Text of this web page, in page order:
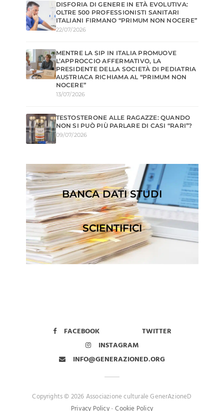
DISFORIA DI GENERE IN ETÀ EVOLUTIVA:
OLTRE 500 PROFESSIONISTI SANITARI
ITALIANI FIRMANO “PRIMUM NON NOCERE”
22/07/2026
MENTRE LA SIP IN ITALIA PROMUOVE
L’APPROCCIO AFFERMATIVO, LA
PRESIDENTE DELLA SOCIETÀ DI PEDIATRIA
AUSTRIACA RICHIAMA AL “PRIMUM NON
NOCERE”
13/07/2026
TESTOSTERONE ALLE RAGAZZE: QUANDO
NON SI PUÒ PIÙ PARLARE DI CASI “RARI”?
09/07/2026
BANCA DATI STUDI
SCIENTIFICI
FACEBOOK
TWITTER
INSTAGRAM
INFO@GENERAZIONED.ORG
Copyrights © 2026 Associazione culturale GenerAzioneD
Privacy Policy-Cookie Policy